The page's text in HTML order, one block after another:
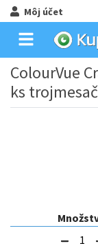
Môj účet
ColourVue
ks